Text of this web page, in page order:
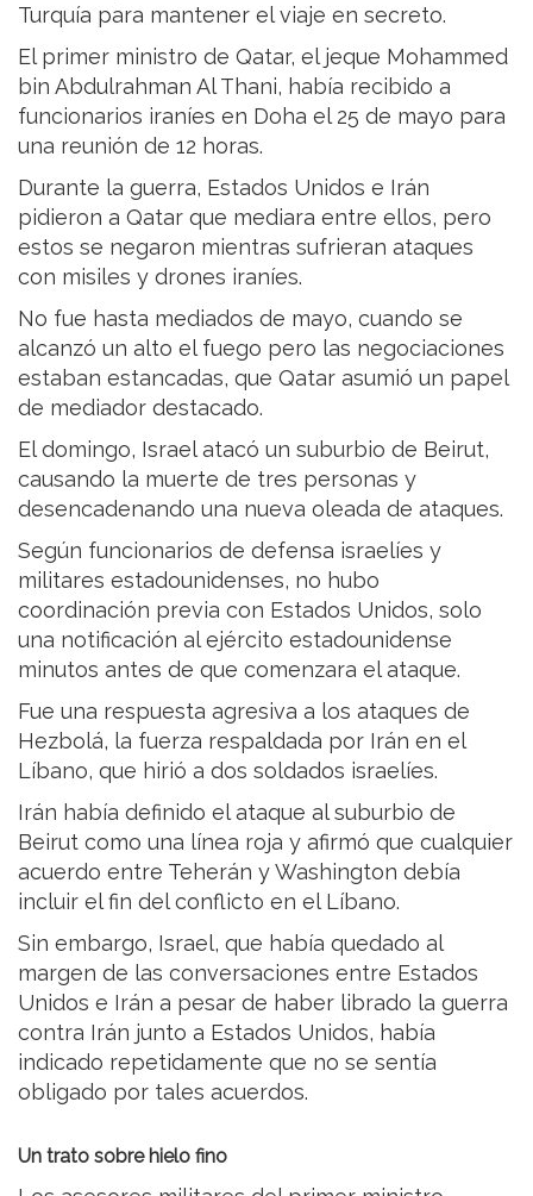
Turquía para mantener el viaje en secreto.
El primer ministro de Qatar, el jeque Mohammed
bin Abdulrahman Al Thani, había recibido a
funcionarios iraníes en Doha el 25 de mayo para
una reunión de 12 horas.
Durante la guerra, Estados Unidos e Irán
pidieron a Qatar que mediara entre ellos, pero
estos se negaron mientras sufrieran ataques
con misiles y drones iraníes.
No fue hasta mediados de mayo, cuando se
alcanzó un alto el fuego pero las negociaciones
estaban estancadas, que Qatar asumió un papel
de mediador destacado.
El domingo, Israel atacó un suburbio de Beirut,
causando la muerte de tres personas y
desencadenando una nueva oleada de ataques.
Según funcionarios de defensa israelíes y
militares estadounidenses, no hubo
coordinación previa con Estados Unidos, solo
una notificación al ejército estadounidense
minutos antes de que comenzara el ataque.
Fue una respuesta agresiva a los ataques de
Hezbolá, la fuerza respaldada por Irán en el
Líbano, que hirió a dos soldados israelíes.
Irán había definido el ataque al suburbio de
Beirut como una línea roja y afirmó que cualquier
acuerdo entre Teherán y Washington debía
incluir el fin del conflicto en el Líbano.
Sin embargo, Israel, que había quedado al
margen de las conversaciones entre Estados
Unidos e Irán a pesar de haber librado la guerra
contra Irán junto a Estados Unidos, había
indicado repetidamente que no se sentía
obligado por tales acuerdos.
Un trato sobre hielo fino